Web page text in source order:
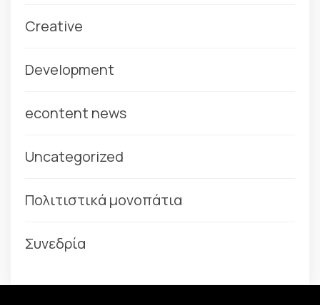
Creative
Development
econtent news
Uncategorized
Πολιτιστικά μονοπάτια
Συνεδρία